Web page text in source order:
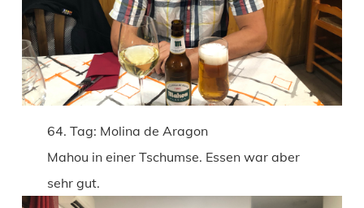
64. Tag: Molina de Aragon
Mahou in einer Tschumse. Essen war aber
sehr gut.